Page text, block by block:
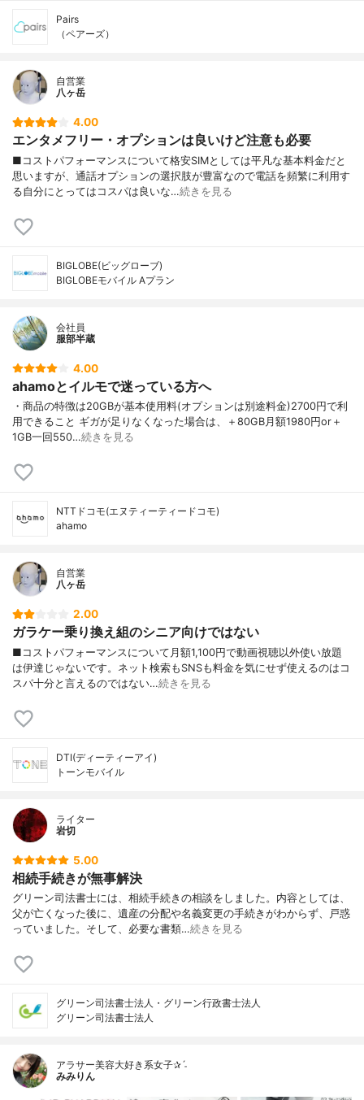
Pairs
（ペアーズ）
自営業
八ヶ岳
4.00
エンタメフリー・オプションは良いけど注意も必要
■コストパフォーマンスについて格安SIMとしては平凡な基本料金だと
思いますが、通話オプションの選択肢が豊富なので電話を頻繁に利用す
る自分にとってはコスパは良いな…続きを見る
BIGLOBE(ビッグローブ)
BIGLOBEモバイル Aプラン
会社員
服部半蔵
4.00
ahamoとイルモで迷っている方へ
・商品の特徴は20GBが基本使用料(オプションは別途料金)2700円で利
用できること ギガが足りなくなった場合は、＋80GB月額1980円or＋
1GB一回550…続きを見る
NTTドコモ(エヌティーティードコモ)
ahamo
自営業
八ヶ岳
2.00
ガラケー乗り換え組のシニア向けではない
■コストパフォーマンスについて月額1,100円で動画視聴以外使い放題
は伊達じゃないです。ネット検索もSNSも料金を気にせず使えるのはコ
スパ十分と言えるのではない…続きを見る
DTI(ディーティーアイ)
トーンモバイル
ライター
岩切
5.00
相続手続きが無事解決
グリーン司法書士には、相続手続きの相談をしました。内容としては、
父が亡くなった後に、遺産の分配や名義変更の手続きがわからず、戸惑
っていました。そして、必要な書類…続きを見る
グリーン司法書士法人・グリーン行政書士法人
グリーン司法書士法人
アラサー美容大好き系女子✰ˊ˗
みみりん